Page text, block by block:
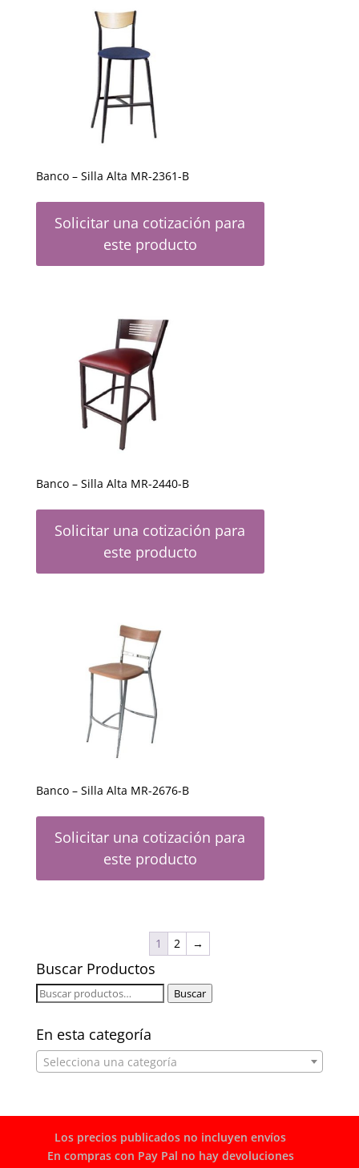
Banco – Silla Alta MR-2361-B
Solicitar una cotización para
este producto
Banco – Silla Alta MR-2440-B
Solicitar una cotización para
este producto
Banco – Silla Alta MR-2676-B
Solicitar una cotización para
este producto
1 2 →
Buscar Productos
Buscar
Buscar
En esta categoría
Selecciona una categoría
Los precios publicados no incluyen envíos
En compras con Pay Pal no hay devoluciones